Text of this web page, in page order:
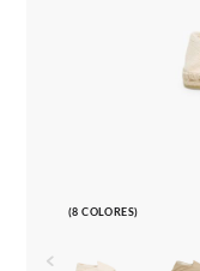
(8 COLORES)